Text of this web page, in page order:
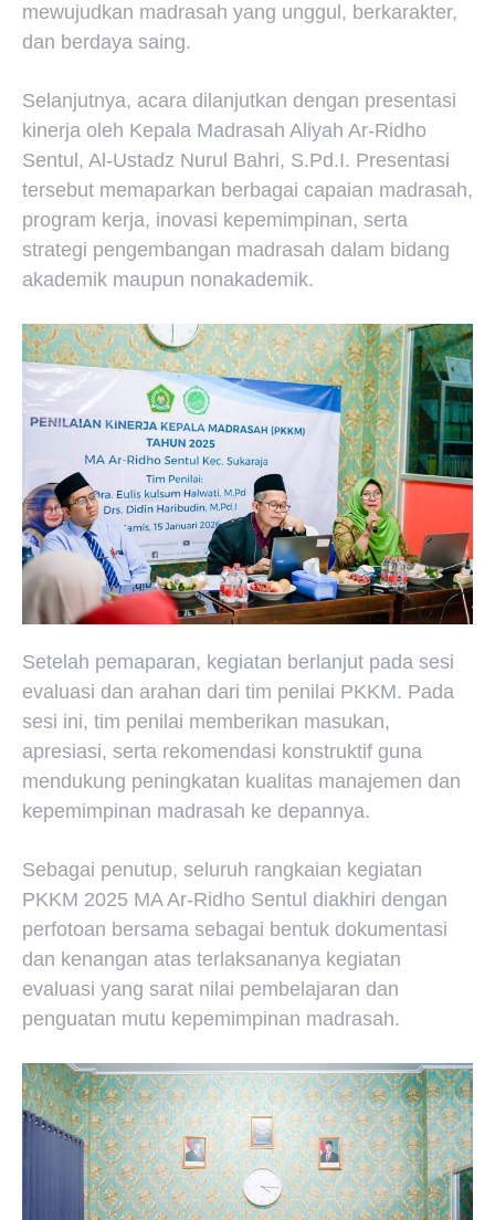
mewujudkan madrasah yang unggul, berkarakter,
dan berdaya saing.
Selanjutnya, acara dilanjutkan dengan presentasi
kinerja oleh Kepala Madrasah Aliyah Ar-Ridho
Sentul, Al-Ustadz Nurul Bahri, S.Pd.I. Presentasi
tersebut memaparkan berbagai capaian madrasah,
program kerja, inovasi kepemimpinan, serta
strategi pengembangan madrasah dalam bidang
akademik maupun nonakademik.
Setelah pemaparan, kegiatan berlanjut pada sesi
evaluasi dan arahan dari tim penilai PKKM. Pada
sesi ini, tim penilai memberikan masukan,
apresiasi, serta rekomendasi konstruktif guna
mendukung peningkatan kualitas manajemen dan
kepemimpinan madrasah ke depannya.
Sebagai penutup, seluruh rangkaian kegiatan
PKKM 2025 MA Ar-Ridho Sentul diakhiri dengan
perfotoan bersama sebagai bentuk dokumentasi
dan kenangan atas terlaksananya kegiatan
evaluasi yang sarat nilai pembelajaran dan
penguatan mutu kepemimpinan madrasah.